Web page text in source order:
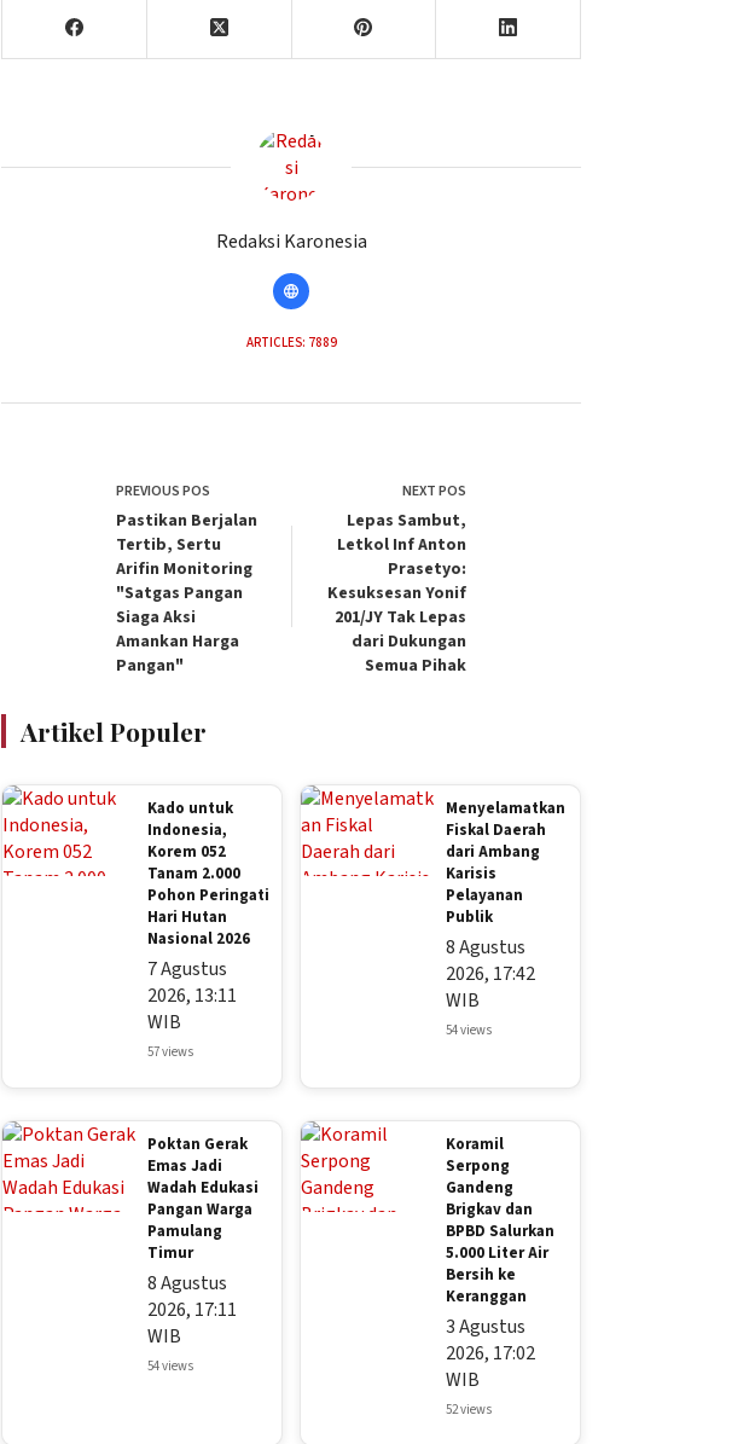
Redaksi Karonesia
ARTICLES: 7889
PREVIOUSPOS
Pastikan Berjalan
Tertib, Sertu
Arifin Monitoring
"Satgas Pangan
Siaga Aksi
Amankan Harga
Pangan"
NEXTPOS
Lepas Sambut,
Letkol Inf Anton
Prasetyo:
Kesuksesan Yonif
201/JY Tak Lepas
dari Dukungan
Semua Pihak
Artikel Populer
Kado untuk
Indonesia,
Korem 052
Tanam 2.000
Pohon Peringati
Hari Hutan
Nasional 2026
7 Agustus
2026, 13:11
WIB
57 views
Menyelamatkan
Fiskal Daerah
dari Ambang
Karisis
Pelayanan
Publik
8 Agustus
2026, 17:42
WIB
54 views
Poktan Gerak
Emas Jadi
Wadah Edukasi
Pangan Warga
Pamulang
Timur
8 Agustus
2026, 17:11
WIB
54 views
Koramil
Serpong
Gandeng
Brigkav dan
BPBD Salurkan
5.000 Liter Air
Bersih ke
Keranggan
3 Agustus
2026, 17:02
WIB
52 views